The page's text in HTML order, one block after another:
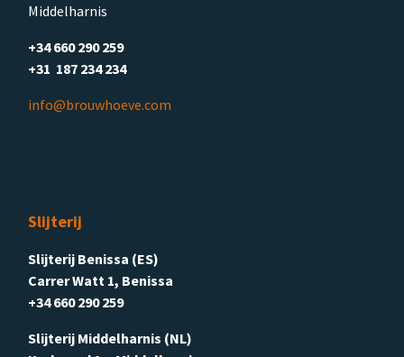
Middelharnis
+34 660 290 259
+31 187 234 234
info@brouwhoeve.com
Slijterij
Slijterij Benissa (ES)
Carrer Watt 1, Benissa
+34 660 290 259
Slijterij Middelharnis (NL)